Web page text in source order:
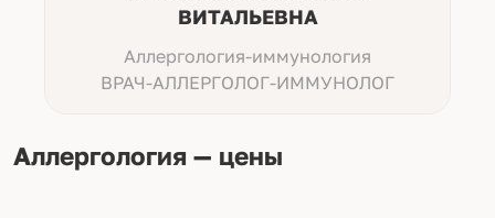
ВИТАЛЬЕВНА
Аллергология-иммунология
ВРАЧ-АЛЛЕРГОЛОГ-ИММУНОЛОГ
Аллергология — цены